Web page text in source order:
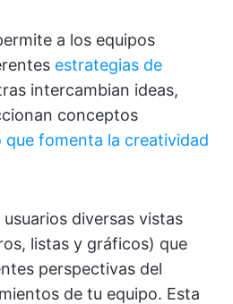
a los equipos
estrategias de
intercambian ideas,
conceptos
que fomenta la creatividad
diversas vistas
listas y gráficos) que
perspectivas del
de tu equipo. Esta